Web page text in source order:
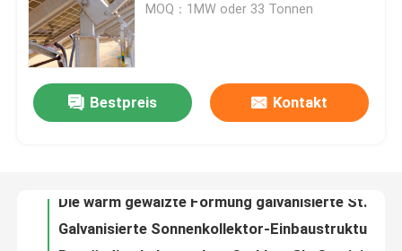
Produkte
Videos
Fabrik-Ausflug
MOQ：1MW oder 33 Tonnen
Bestpreis Kontakt
Hohe Formbarkeit galvanisierte vor Quadrat-Schlaucheinheitliche Anstrichschichtdicke
Beständige kaltgewalzte Stahlprofile Corrision, heißes Bad galvanisierten c-Kanal